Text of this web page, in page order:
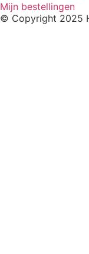
Mijn bestellingen
© Copyright 2025